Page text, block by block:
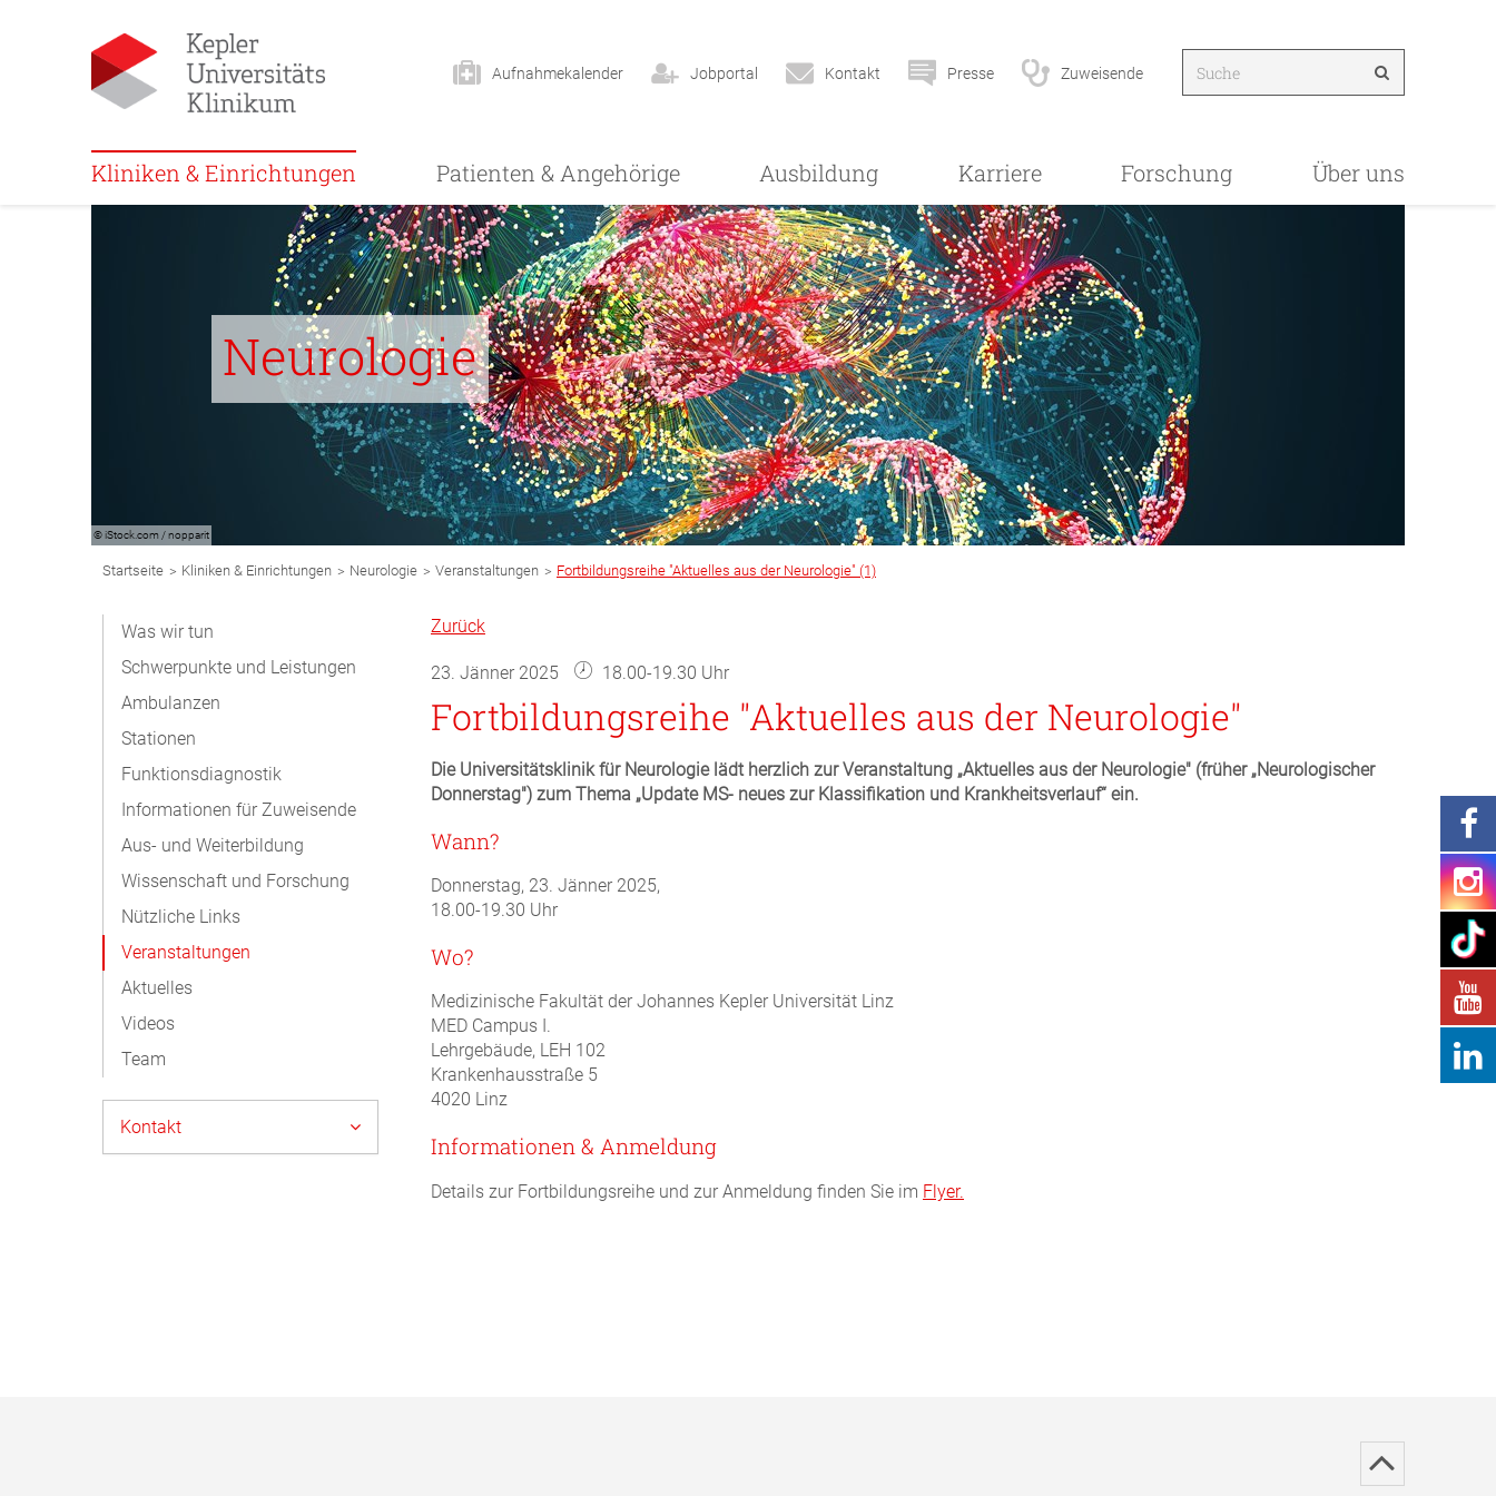
Aufnahmekalender Jobportal Kontakt Presse Zuweisende
Kliniken & Einrichtungen Patienten & Angehörige Ausbildung Karriere Forschung Über uns
Neurologie
© iStock.com / nopparit
Breadcrumb
Navigation
Startseite > Kliniken & Einrichtungen > Neurologie > Veranstaltungen > Fortbildungsreihe "Aktuelles aus der Neurologie" (1)
Subnavigation
Desktop
Was wir tun
Schwerpunkte und Leistungen
Ambulanzen
Stationen
Funktionsdiagnostik
Informationen für Zuweisende
Aus- und Weiterbildung
Wissenschaft und Forschung
Nützliche Links
Veranstaltungen
Aktuelles
Videos
Team
Kontakt
Zurück
23. Jänner 2025 18.00-19.30 Uhr
Fortbildungsreihe "Aktuelles aus der Neurologie"
Die Universitätsklinik für Neurologie lädt herzlich zur Veranstaltung „Aktuelles aus der Neurologie" (früher „Neurologischer
Donnerstag") zum Thema „Update MS- neues zur Klassifikation und Krankheitsverlauf“ ein.
Wann?
Donnerstag, 23. Jänner 2025,
18.00-19.30 Uhr
Wo?
Medizinische Fakultät der Johannes Kepler Universität Linz
MED Campus I.
Lehrgebäude, LEH 102
Krankenhausstraße 5
4020 Linz
Informationen & Anmeldung
Details zur Fortbildungsreihe und zur Anmeldung finden Sie im Flyer.